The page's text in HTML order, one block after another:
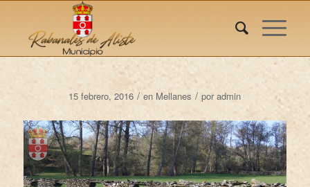
15 febrero, 2016 / en Mellanes / poradmin